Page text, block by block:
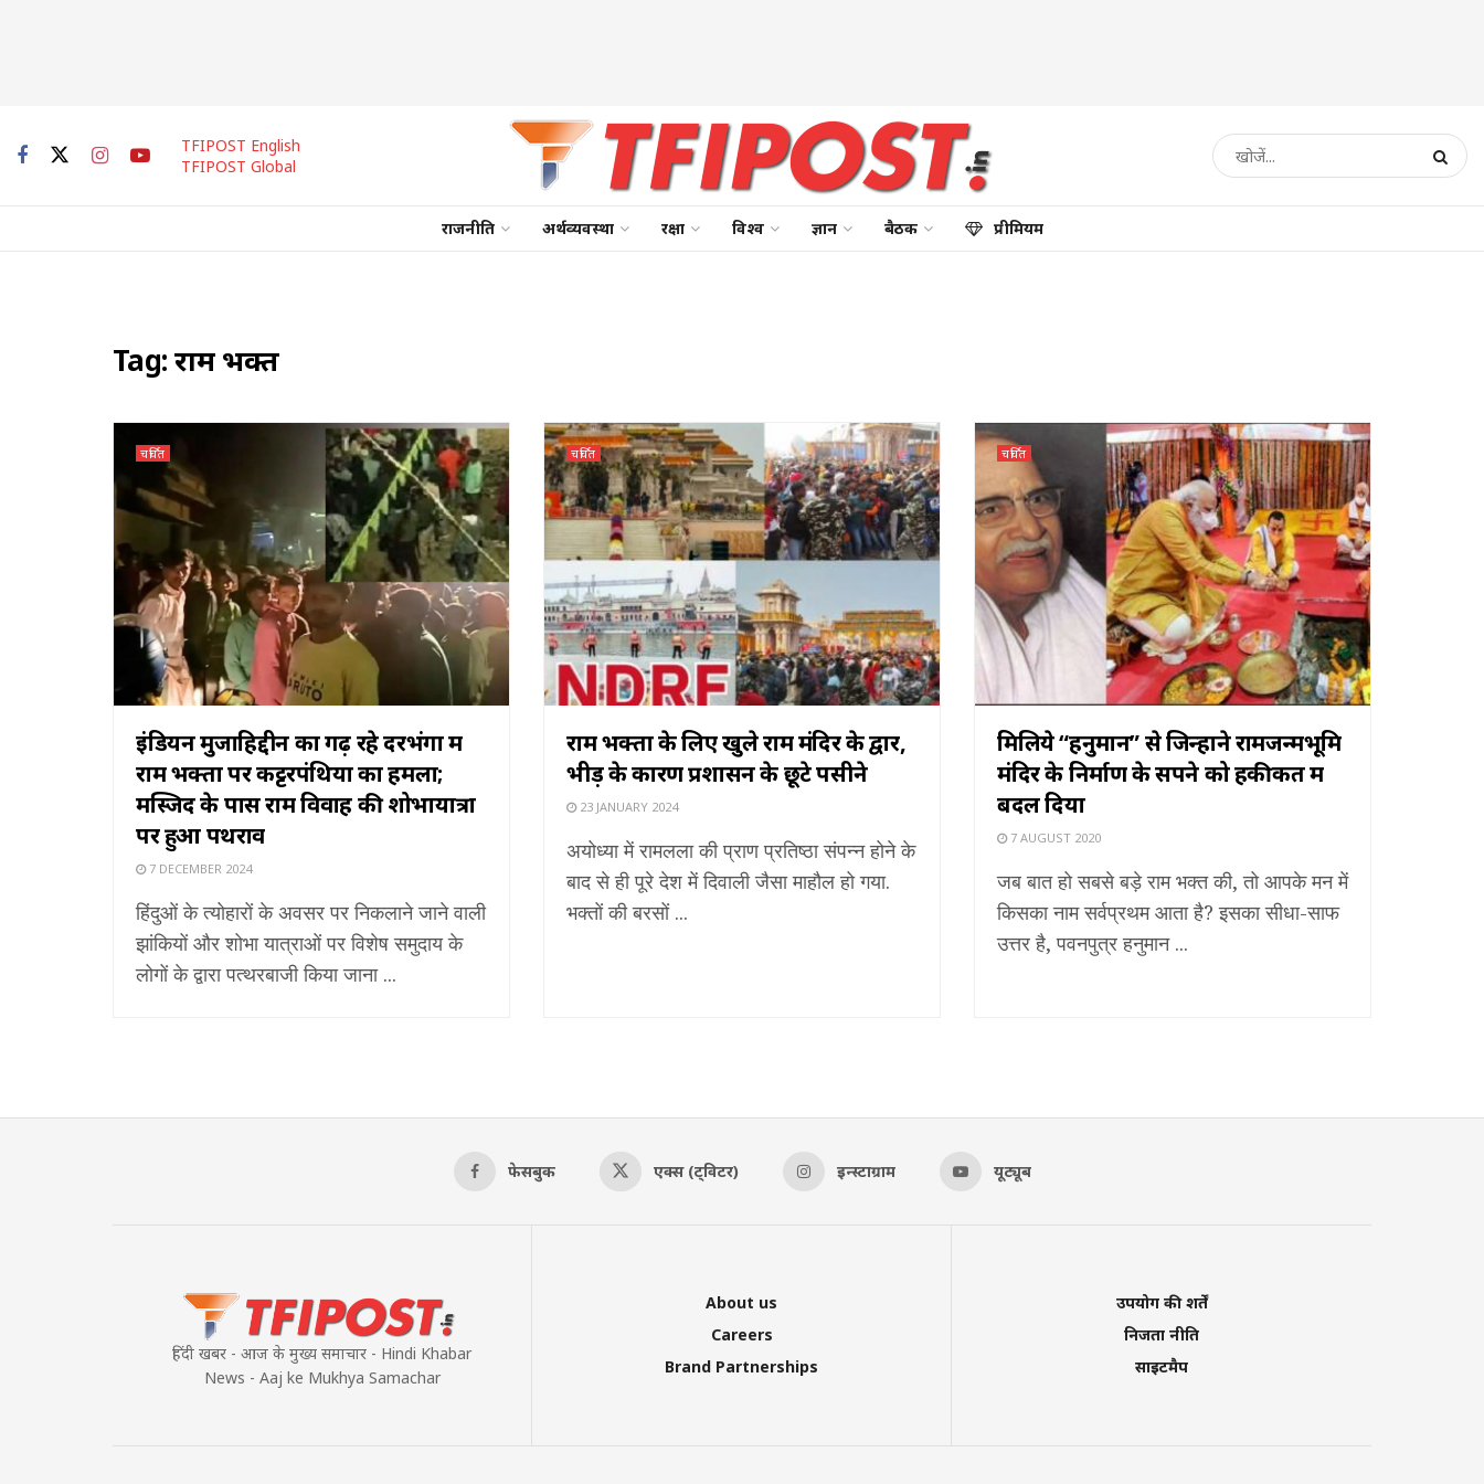
TFIPOST English
TFIPOST Global
राजनीति अर्थव्यवस्था रक्षा विश्व ज्ञान बैठक प्रीमियम
Tag:राम भक्त
चर्चित
इंडियन मुजाहिद्दीन का गढ़ रहे दरभंगा में
राम भक्तों पर कट्टरपंथियों का हमला;
मस्जिद के पास राम विवाह की शोभायात्रा
पर हुआ पथराव
7 DECEMBER 2024
हिंदुओं के त्योहारों के अवसर पर निकलाने जाने वाली
झांकियों और शोभा यात्राओं पर विशेष समुदाय के
लोगों के द्वारा पत्थरबाजी किया जाना ...
चर्चित
राम भक्तों के लिए खुले राम मंदिर के द्वार,
भीड़ के कारण प्रशासन के छूटे पसीने
23 JANUARY 2024
अयोध्या में रामलला की प्राण प्रतिष्ठा संपन्न होने के
बाद से ही पूरे देश में दिवाली जैसा माहौल हो गया.
भक्तों की बरसों ...
चर्चित
मिलिये “हनुमान” से जिन्होंने रामजन्मभूमि
मंदिर के निर्माण के सपने को हकीकत में
बदल दिया
7 AUGUST 2020
जब बात हो सबसे बड़े राम भक्त की, तो आपके मन में
किसका नाम सर्वप्रथम आता है? इसका सीधा-साफ
उत्तर है, पवनपुत्र हनुमान ...
फेसबुक एक्स (ट्विटर) इन्स्टाग्राम यूट्यूब
हिंदी खबर - आज के मुख्य समाचार - Hindi Khabar
News - Aaj ke Mukhya Samachar
About us
Careers
Brand Partnerships
उपयोग की शर्तें
निजता नीति
साइटमैप